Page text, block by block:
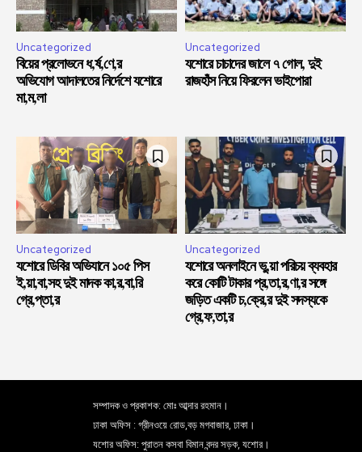
Uncategorized
বিয়ের প্রলোভনে ধ,র্ষ,ণে,র
অভিযোগ আদালতের নির্দেশে যশোরে
মা,ম,লা
Uncategorized
যশোরে চাচাদের জালে ৭ গোল, দুই
রাজহাঁস নিয়ে ফিরলেন ভাইপোরা
Uncategorized
যশোরে ডিবির অভিযানে ১০৫ পিস
ই,য়া,বা,সহ দুই মাদক কা,র,বা,রি
গ্রে,প্তা,র
Uncategorized
যশোরে অনলাইনে ভু,য়া পরিচয় ব্যবহার
করে কোটি টাকার প্র,তা,র,ণা,র সঙ্গে
জড়িত একটি চ,ক্রে,র দুই সদস্যকে
গ্রে,ফ,তা,র
সম্পাদক ও প্রকাশক: মোঃ আব্দার রহমান।
ঢাকা অফিস : গ্রীনওয়ে রোড,বড় মগবাজার, ঢাকা।
যশোর অফিস: পুরাতন কসবা বিমান বন্দর সড়ক, যশোর।